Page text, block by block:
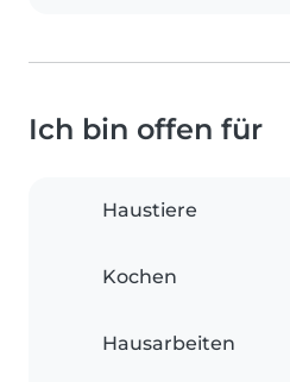
Ich bin offen für
Haustiere
Kochen
Hausarbeiten